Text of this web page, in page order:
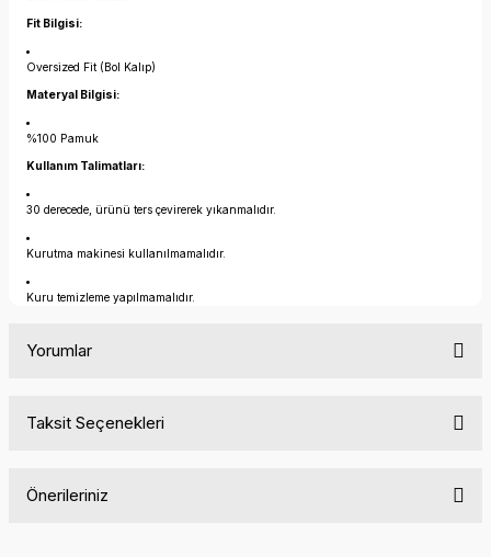
Fit Bilgisi:
Oversized Fit (Bol Kalıp)
Materyal Bilgisi:
%100 Pamuk
Kullanım Talimatları:
30 derecede, ürünü ters çevirerek yıkanmalıdır.
Kurutma makinesi kullanılmamalıdır.
Kuru temizleme yapılmamalıdır.
Yorumlar
Taksit Seçenekleri
Önerileriniz